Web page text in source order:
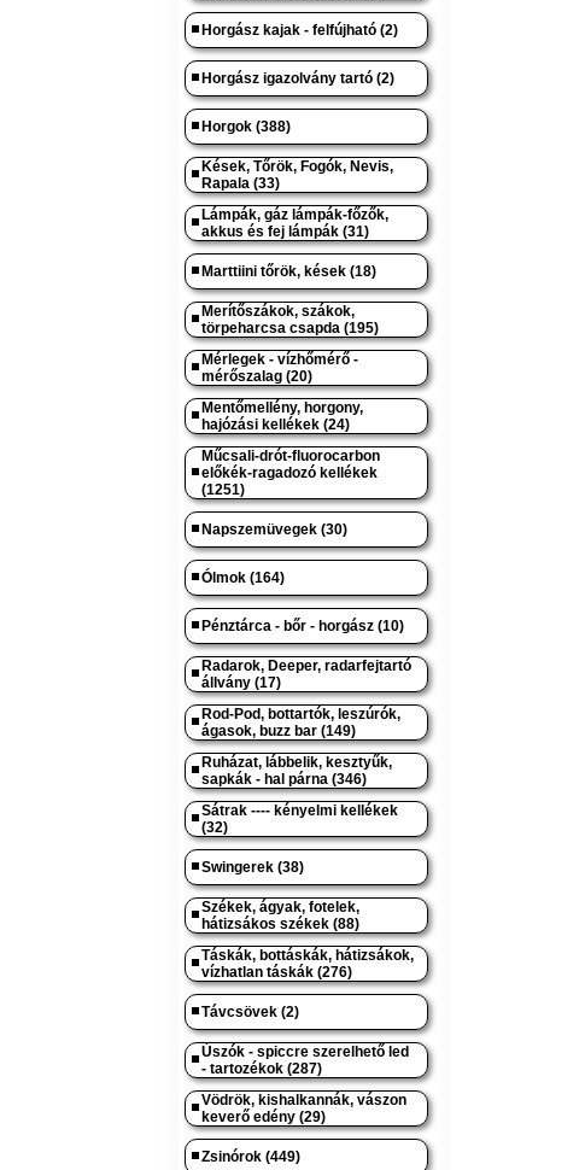
Horgász kajak - felfújható (2)
Horgász igazolvány tartó (2)
Horgok (388)
Kések, Tőrök, Fogók, Nevis,
Rapala (33)
Lámpák, gáz lámpák-főzők,
akkus és fej lámpák (31)
Marttiini tőrök, kések (18)
Merítőszákok, szákok,
törpeharcsa csapda (195)
Mérlegek - vízhőmérő -
mérőszalag (20)
Mentőmellény, horgony,
hajózási kellékek (24)
Műcsali-drót-fluorocarbon
előkék-ragadozó kellékek
(1251)
Napszemüvegek (30)
Ólmok (164)
Pénztárca - bőr - horgász (10)
Radarok, Deeper, radarfejtartó
állvány (17)
Rod-Pod, bottartók, leszúrók,
ágasok, buzz bar (149)
Ruházat, lábbelik, kesztyűk,
sapkák - hal párna (346)
Sátrak ---- kényelmi kellékek
(32)
Swingerek (38)
Székek, ágyak, fotelek,
hátizsákos székek (88)
Táskák, bottáskák, hátizsákok,
vízhatlan táskák (276)
Távcsövek (2)
Úszók - spiccre szerelhető led
- tartozékok (287)
Vödrök, kishalkannák, vászon
keverő edény (29)
Zsinórok (449)